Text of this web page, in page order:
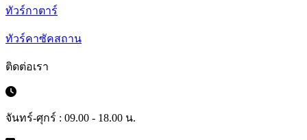
ทัวร์กาตาร์
ทัวร์คาซัคสถาน
ติดต่อเรา
จันทร์-ศุกร์ : 09.00 - 18.00 น.